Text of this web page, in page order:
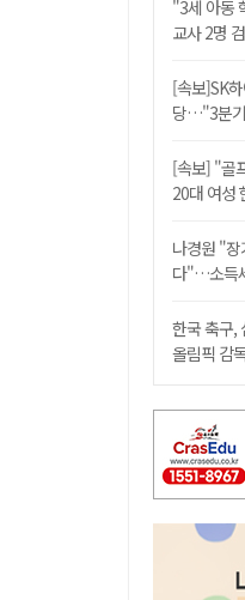
"3세 아동
교사 2명
[속보]SK
당…"3분
[속보] "골
20대 여성
나경원 "장
다"…소득
한국 축구,
올림픽 감